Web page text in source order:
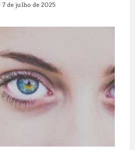
7 de julho de 2025